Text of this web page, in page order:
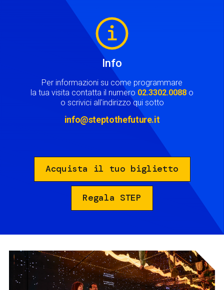
Info
Per informazioni su come programmare
la tua visita contatta il numero 02.3302.0088 o
o scrivici all'indirizzo qui sotto
info@steptothefuture.it
Acquista il tuo biglietto
Regala STEP